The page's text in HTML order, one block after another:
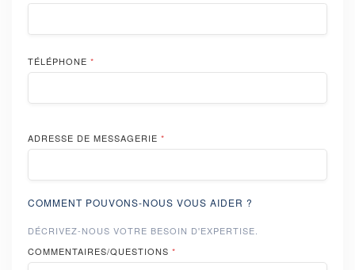
TÉLÉPHONE *
ADRESSE DE MESSAGERIE *
COMMENT POUVONS-NOUS VOUS AIDER ?
DÉCRIVEZ-NOUS VOTRE BESOIN D'EXPERTISE.
COMMENTAIRES/QUESTIONS *